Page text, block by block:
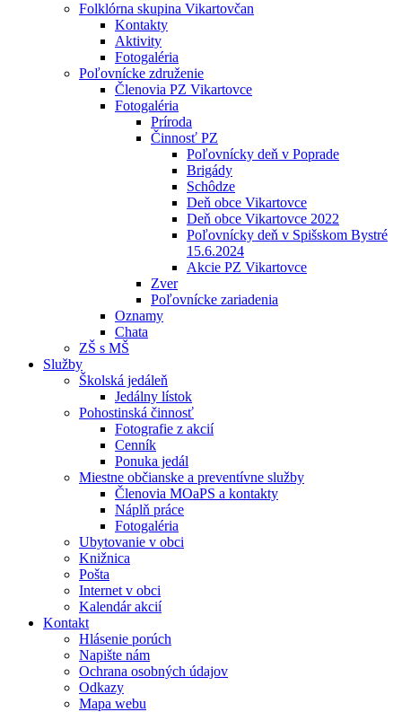
Folklórna skupina Vikartovčan
Kontakty
Aktivity
Fotogaléria
Poľovnícke združenie
Členovia PZ Vikartovce
Fotogaléria
Príroda
Činnosť PZ
Poľovnícky deň v Poprade
Brigády
Schôdze
Deň obce Vikartovce
Deň obce Vikartovce 2022
Poľovnícky deň v Spišskom Bystré
15.6.2024
Akcie PZ Vikartovce
Zver
Poľovnícke zariadenia
Oznamy
Chata
ZŠ s MŠ
Služby
Školská jedáleň
Jedálny lístok
Pohostinská činnosť
Fotografie z akcií
Cenník
Ponuka jedál
Miestne občianske a preventívne služby
Členovia MOaPS a kontakty
Náplň práce
Fotogaléria
Ubytovanie v obci
Knižnica
Pošta
Internet v obci
Kalendár akcií
Kontakt
Hlásenie porúch
Napište nám
Ochrana osobných údajov
Odkazy
Mapa webu